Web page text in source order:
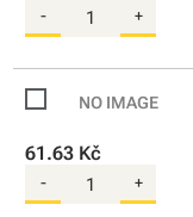
- +
61.63 Kč
- +